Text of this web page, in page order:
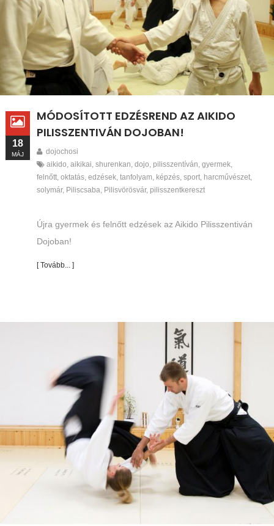
MÓDOSÍTOTT EDZÉSREND AZ AIKIDO
PILISSZENTIVÁN DOJOBAN!
dojochosi
aikido, aikikai, shurenkan, dojo, pilisszentíván, gyermek,
felnőtt, oktatás, edzések, tanfolyam, képzés, sport, harcművészet,
solymár, Piliscsaba, Pilisvörösvár, pilisszentkereszt
Újra gyermek és felnőtt edzések az Aikido Pilisszentiván
Dojoban!
[ Tovább... ]
18
MÁJ